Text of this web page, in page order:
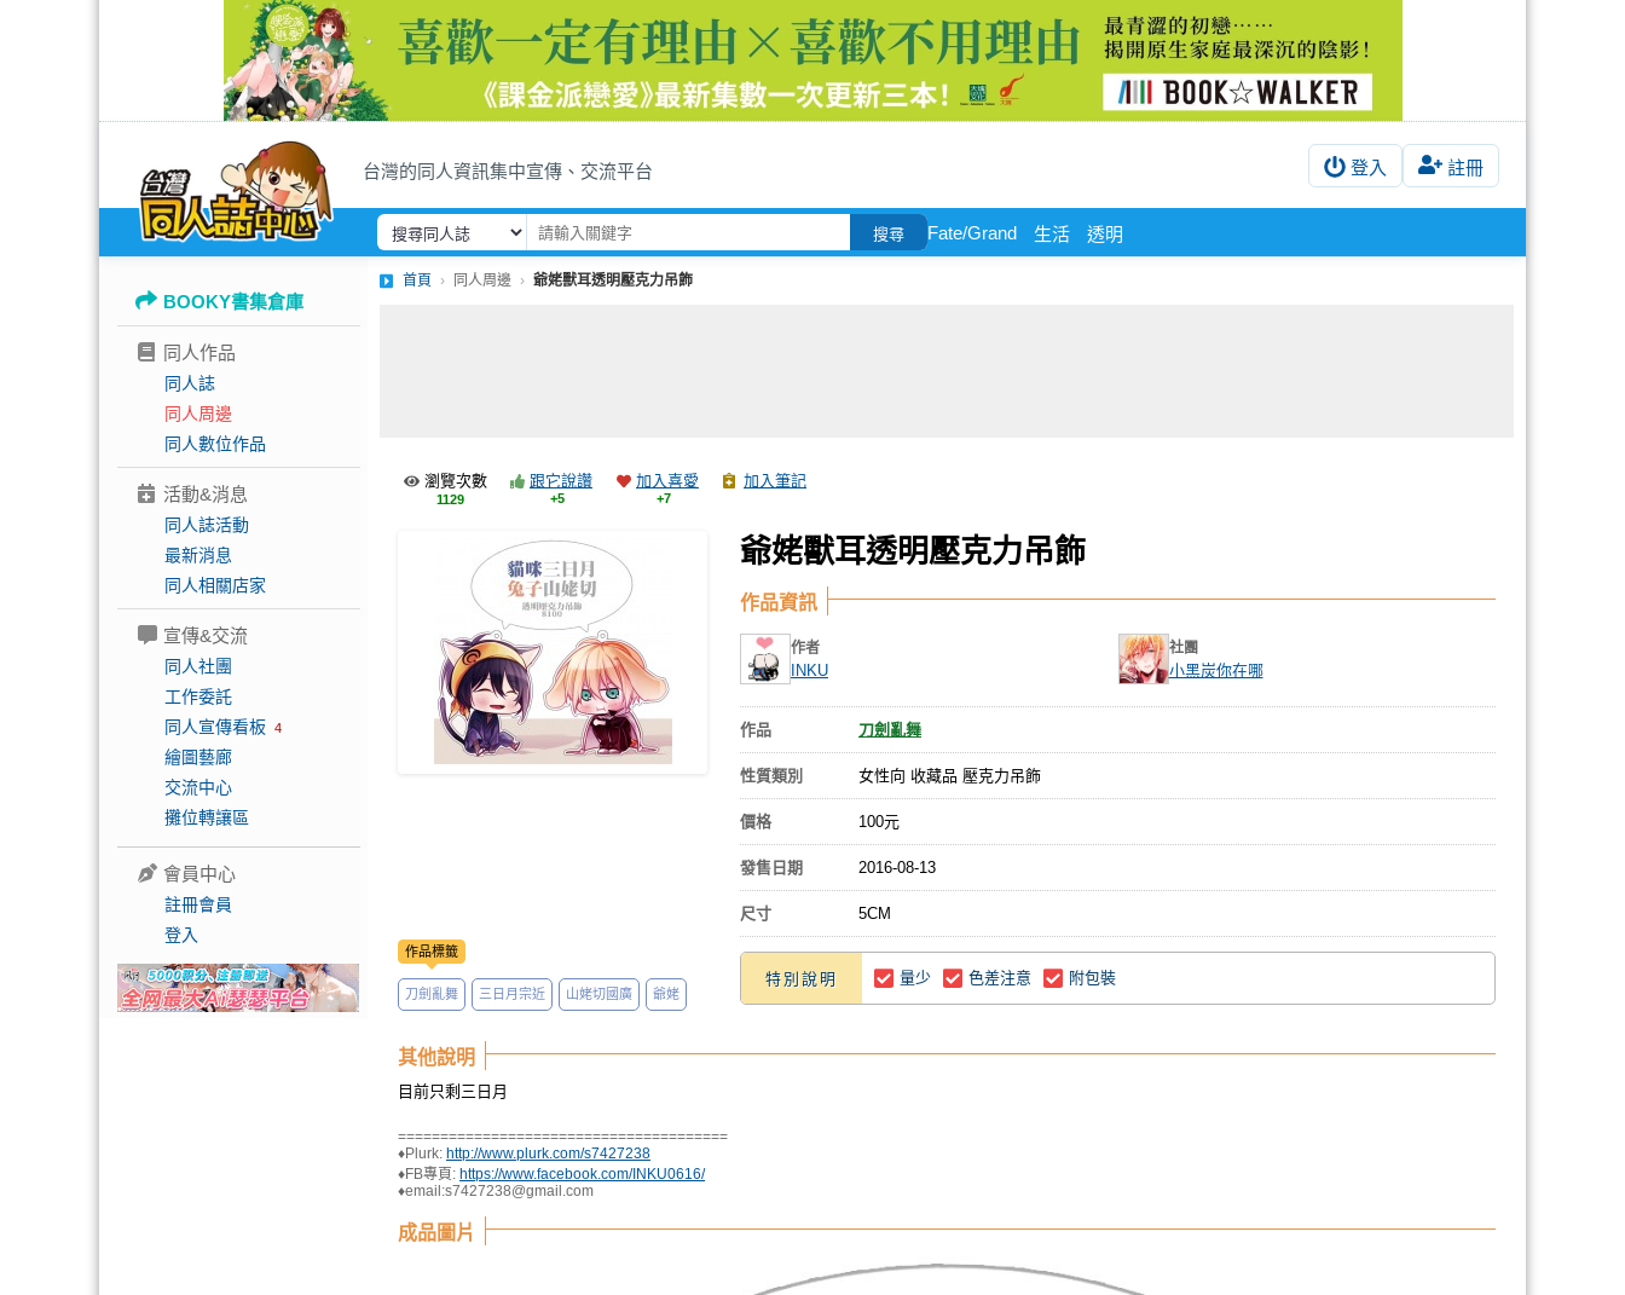
台灣的同人資訊集中宣傳、交流平台 登入 註冊
搜尋 Fate/Grand 生活 透明
BOOKY書集倉庫
同人作品
同人誌
同人周邊
同人數位作品
活動&消息
同人誌活動
最新消息
同人相關店家
宣傳&交流
同人社團
工作委託
同人宣傳看板 4
繪圖藝廊
交流中心
攤位轉讓區
會員中心
註冊會員
登入
首頁 同人周邊 爺姥獸耳透明壓克力吊飾
瀏覽次數
1129
跟它說讚
+5
加入喜愛
+7
加入筆記
爺姥獸耳透明壓克力吊飾
作品標籤
刀劍亂舞 三日月宗近 山姥切國廣 爺姥
作品資訊
作者
INKU
社團
小黑炭你在哪
作品 刀劍亂舞
性質類別 女性向 收藏品 壓克力吊飾
價格 100元
發售日期 2016-08-13
尺寸 5CM
特別說明 量少 色差注意 附包裝
其他說明
目前只剩三日月
=======================================
♦Plurk: http://www.plurk.com/s7427238
♦FB專頁: https://www.facebook.com/INKU0616/
♦email:s7427238@gmail.com
成品圖片